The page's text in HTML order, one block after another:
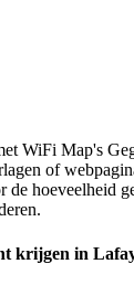
WiFi Map's
of
de hoeveelheid
krijgen in